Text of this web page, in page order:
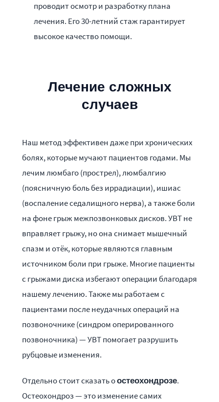
проводит осмотр и разработку плана
лечения. Его 30-летний стаж гарантирует
высокое качество помощи.
Лечение сложных
случаев
Наш метод эффективен даже при хронических
болях, которые мучают пациентов годами. Мы
лечим люмбаго (прострел), люмбалгию
(поясничную боль без иррадиации), ишиас
(воспаление седалищного нерва), а также боли
на фоне грыж межпозвонковых дисков. УВТ не
вправляет грыжу, но она снимает мышечный
спазм и отёк, которые являются главным
источником боли при грыже. Многие пациенты
с грыжами диска избегают операции благодаря
нашему лечению. Также мы работаем с
пациентами после неудачных операций на
позвоночнике (синдром оперированного
позвоночника) — УВТ помогает разрушить
рубцовые изменения.
Отдельно стоит сказать оостеохондрозе.
Остеохондроз — это изменение самих